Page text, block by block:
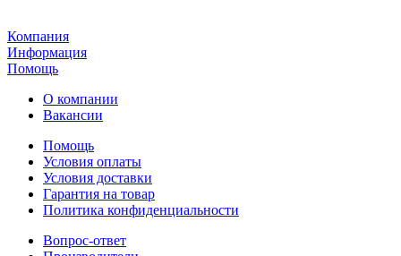
Компания
Информация
Помощь
О компании
Вакансии
Помощь
Условия оплаты
Условия доставки
Гарантия на товар
Политика конфиденциальности
Вопрос-ответ